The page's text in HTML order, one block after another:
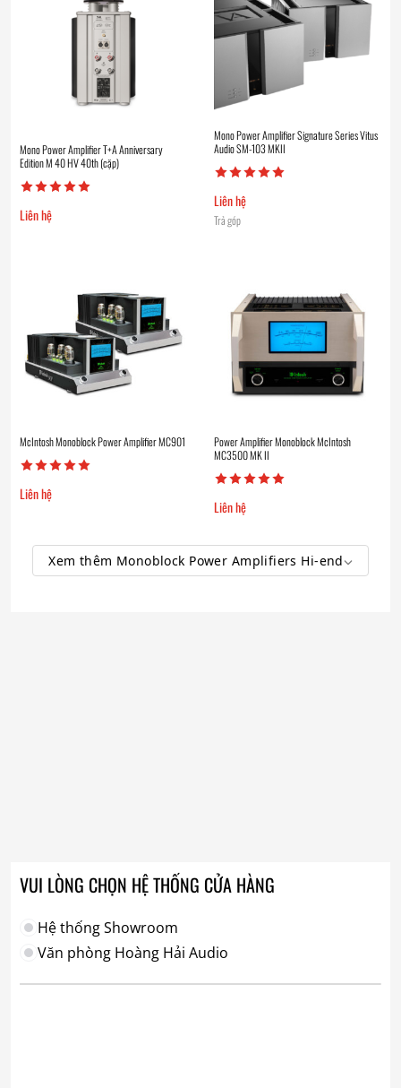
Mono Power­ Amplifier T+A Anniversary
Edition M 40 HV 40th (cặp)
Liên hệ
Mono Power Amplifier Signature Series Vitus
Audio SM-103 MKII
Liên hệ
Trả góp
McIntosh Monoblock Power Amplifier MC901
Liên hệ
Power Amplifier Monoblock McIntosh
MC3500 MK II
Liên hệ
Xem thêm Monoblock Power Amplifiers Hi-end
VUI LÒNG CHỌN HỆ THỐNG CỬA HÀNG
Hệ thống Showroom
Văn phòng Hoàng Hải Audio